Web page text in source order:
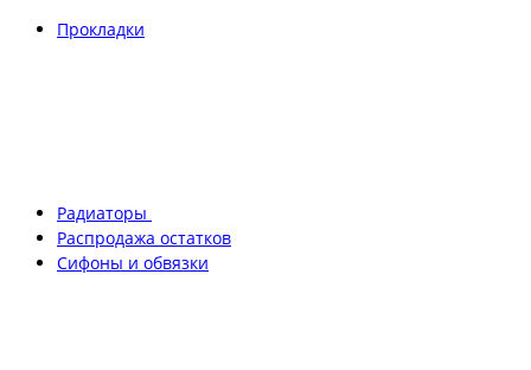
Прокладки
Радиаторы
Распродажа остатков
Сифоны и обвязки